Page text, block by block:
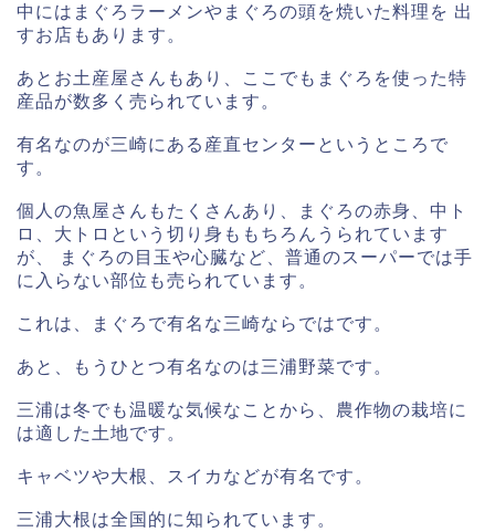
中にはまぐろラーメンやまぐろの頭を焼いた料理を 出
すお店もあります。
あとお土産屋さんもあり、ここでもまぐろを使った特
産品が数多く売られています。
有名なのが三崎にある産直センターというところで
す。
個人の魚屋さんもたくさんあり、まぐろの赤身、中ト
ロ、大トロという切り身ももちろんうられています
が、 まぐろの目玉や心臓など、普通のスーパーでは手
に入らない部位も売られています。
これは、まぐろで有名な三崎ならではです。
あと、もうひとつ有名なのは三浦野菜です。
三浦は冬でも温暖な気候なことから、農作物の栽培に
は適した土地です。
キャベツや大根、スイカなどが有名です。
三浦大根は全国的に知られています。